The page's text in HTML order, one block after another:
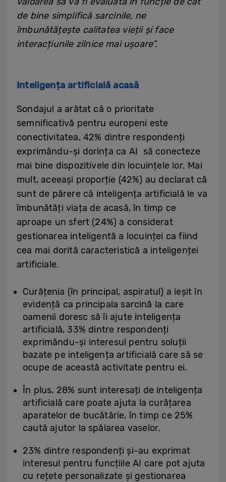
de bine simplifică sarcinile, ne
îmbunătățește calitatea vieții și face
interacțiunile zilnice mai ușoare”.
Inteligența artificială acasă
Sondajul a arătat că o prioritate
semnificativă pentru europeni este
conectivitatea, 42% dintre respondenți
exprimându-și dorința ca AI să conecteze
mai bine dispozitivele din locuințele lor. Mai
mult, aceeași proporție (42%) au declarat că
sunt de părere că inteligența artificială le va
îmbunătăți viața de acasă, în timp ce
aproape un sfert (24%) a considerat
gestionarea inteligentă a locuinței ca fiind
cea mai dorită caracteristică a inteligenței
artificiale.
Curățenia (în principal, aspiratul) a ieșit în
evidență ca principala sarcină la care
oamenii doresc să îi ajute inteligența
artificială, 33% dintre respondenți
exprimându-și interesul pentru soluții
bazate pe inteligența artificială care să se
ocupe de această activitate pentru ei.
În plus, 28% sunt interesați de inteligența
artificială care poate ajuta la curățarea
aparatelor de bucătărie, în timp ce 25%
caută ajutor la spălarea vaselor.
23% dintre respondenți și-au exprimat
interesul pentru funcțiile AI care pot ajuta
cu rețete personalizate și gestionarea